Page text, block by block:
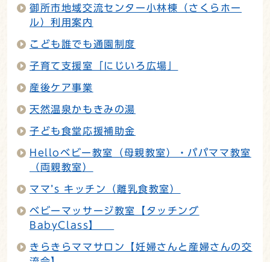
御所市地域交流センター小林棟（さくらホー
ル）利用案内
こども誰でも通園制度
子育て支援室「にじいろ広場」
産後ケア事業
天然温泉かもきみの湯
子ども食堂応援補助金
Helloベビー教室（母親教室）・パパママ教室
（両親教室）
ママ’s キッチン（離乳食教室）
ベビーマッサージ教室【タッチング
BabyClass】
きらきらママサロン【妊婦さんと産婦さんの交